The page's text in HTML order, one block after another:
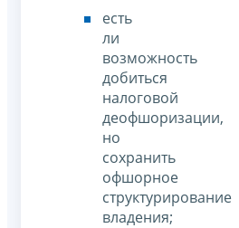
есть
ли
возможность
добиться
налоговой
деофшоризации,
но
сохранить
офшорное
структурирование
владения;